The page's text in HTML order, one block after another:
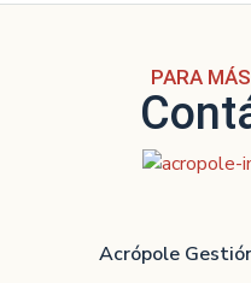
PARA
Acrópole